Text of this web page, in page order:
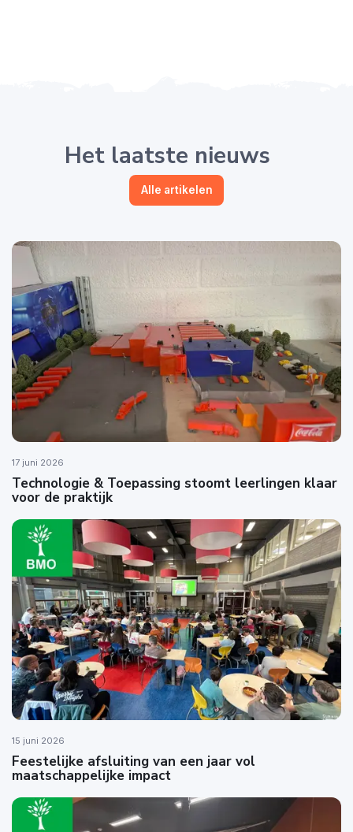
Het laatste nieuws
Alle artikelen
17 juni 2026
Technologie & Toepassing stoomt leerlingen klaar
voor de praktijk
15 juni 2026
Feestelijke afsluiting van een jaar vol
maatschappelijke impact